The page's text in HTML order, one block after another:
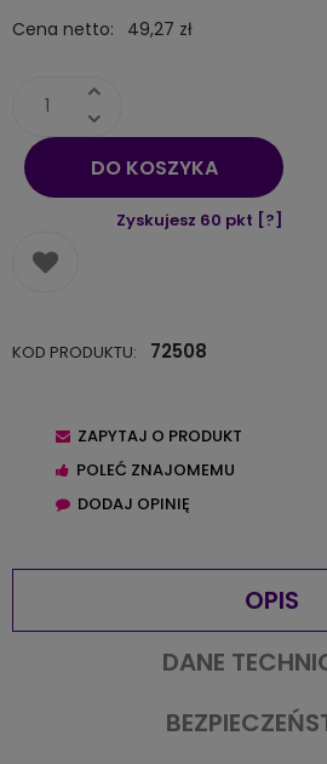
Cena netto: 49,27 zł
DO KOSZYKA
Zyskujesz 60 pkt [?]
KOD PRODUKTU: 72508
ZAPYTAJ O PRODUKT
POLEĆ ZNAJOMEMU
DODAJ OPINIĘ
OPIS
DANE